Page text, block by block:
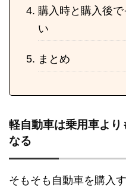
購入時と購入後
い
まとめ
軽自動車は乗用車より
なる
そもそも自動車を購入